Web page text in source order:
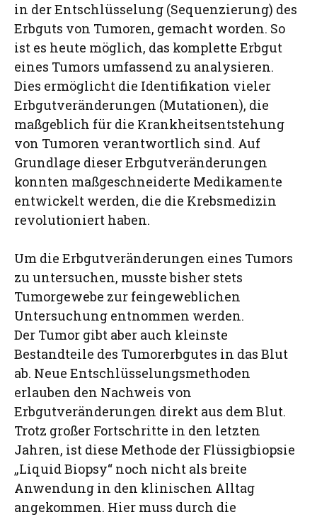
in der Entschlüsselung (Sequenzierung) des
Erbguts von Tumoren, gemacht worden. So
ist es heute möglich, das komplette Erbgut
eines Tumors umfassend zu analysieren.
Dies ermöglicht die Identifikation vieler
Erbgutveränderungen (Mutationen), die
maßgeblich für die Krankheitsentstehung
von Tumoren verantwortlich sind. Auf
Grundlage dieser Erbgutveränderungen
konnten maßgeschneiderte Medikamente
entwickelt werden, die die Krebsmedizin
revolutioniert haben.
Um die Erbgutveränderungen eines Tumors
zu untersuchen, musste bisher stets
Tumorgewebe zur feingeweblichen
Untersuchung entnommen werden.
Der Tumor gibt aber auch kleinste
Bestandteile des Tumorerbgutes in das Blut
ab. Neue Entschlüsselungsmethoden
erlauben den Nachweis von
Erbgutveränderungen direkt aus dem Blut.
Trotz großer Fortschritte in den letzten
Jahren, ist diese Methode der Flüssigbiopsie
„Liquid Biopsy“ noch nicht als breite
Anwendung in den klinischen Alltag
angekommen. Hier muss durch die